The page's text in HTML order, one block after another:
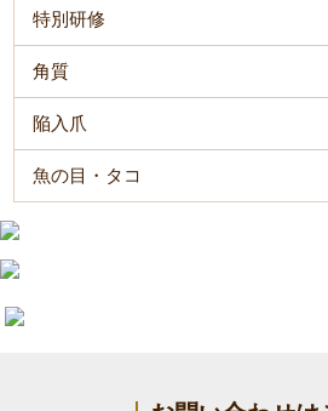
特別研修
角質
陥入爪
魚の目・タコ